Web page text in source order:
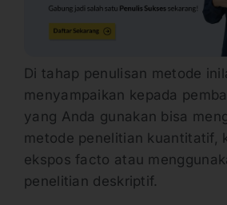
Di tahap penulisan metode
menyampaikan kepada
yang Anda gunakan bisa
metode penelitian kuantitatif,
ekspos facto atau
penelitian deskriptif.